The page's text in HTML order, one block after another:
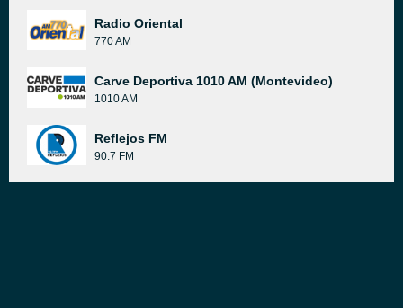
Radio Oriental
770 AM
Carve Deportiva 1010 AM (Montevideo)
1010 AM
Reflejos FM
90.7 FM